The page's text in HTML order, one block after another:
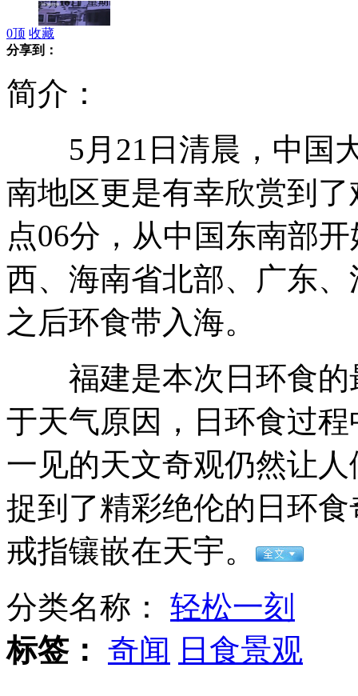
万只蜜蜂袭扰沈阳中街 原因不详
农民卖假羊毛衫被罚2151万案重审
侯佩岑拒答周杰伦结婚 暗示周董不适合
英ATM错吐双倍现金 银行称不必还
美国5岁女孩坚称自己是男孩
山西运城恶犬咬伤多人 警民合力深夜将其击毙
女孩北京地铁殴打老人 痛下狠手拳打脚踢
0顶 收藏
分享到：
简介：
5月21日清晨，中国大
南地区更是有幸欣赏到
点06分，从中国东南部
西、海南省北部、广东
之后环食带入海。
福建是本次日环食的
于天气原因，日环食过
一见的天文奇观仍然让
捉到了精彩绝伦的日环
戒指镶嵌在天宇。
分类名称： 轻松一刻
标签： 奇闻 日食景观